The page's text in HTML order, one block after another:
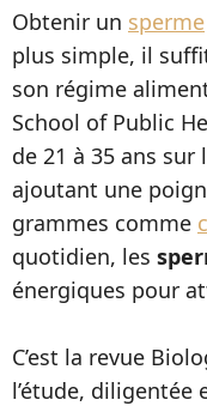
Obtenir un sperme
plus simple, il
son régime
School of Public
de 21 à 35 ans sur
ajoutant une
grammes comme
quotidien, les
énergiques pour
C’est la revue
l’étude, diligentée